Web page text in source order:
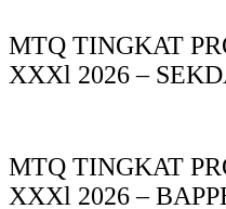
MTQ TINGKAT
XXXl 2026 –
MTQ TINGKAT
XXXl 2026 –